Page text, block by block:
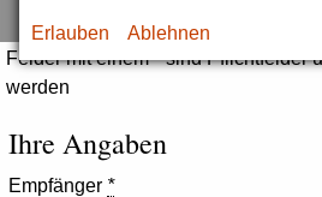
Erlauben Ablehnen
Felder mit einem * sind Pflichtfelder
werden
Ihre Angaben
Empfänger *